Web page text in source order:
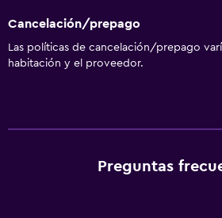
Windsurf
Servicios básicos
Cancelación/prepago
Las políticas de cancelación/prepago
habitación y el proveedor.
Preguntas